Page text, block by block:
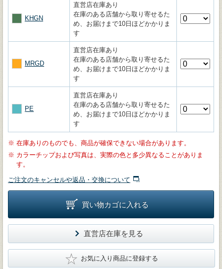
KHGN
直営店在庫あり
在庫のある店舗から取り寄せるた
め、お届けまで10日ほどかかりま
す
MRGD
直営店在庫あり
在庫のある店舗から取り寄せるた
め、お届けまで10日ほどかかりま
す
PE
直営店在庫あり
在庫のある店舗から取り寄せるた
め、お届けまで10日ほどかかりま
す
※ 在庫ありのものでも、商品が確保できない場合があります。
※ カラーチップおよび写真は、実際の色と多少異なることがありま
す。
ご注文のキャンセルや返品・交換について
買い物カゴに入れる
直営店在庫を見る
★ お気に入り商品に登録する